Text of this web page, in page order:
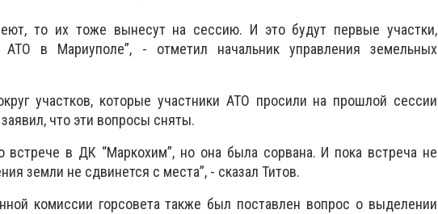
то их тоже вынесут на сессию. И это будут первые участки,
АТО в Мариуполе”, - отметил начальник управления земельных
участков, которые участники АТО просили на прошлой сессии
что эти вопросы сняты.
встрече в ДК “Маркохим”, но она была сорвана. И пока встреча не
земли не сдвинется с места”, - сказал Титов.
комиссии горсовета также был поставлен вопрос о выделении